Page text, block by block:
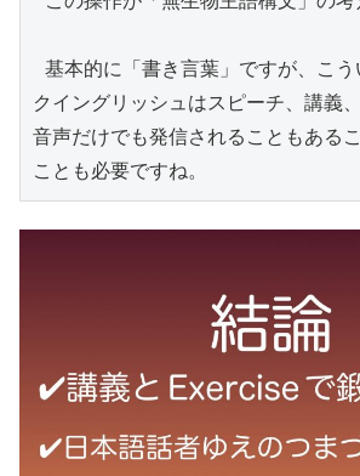
クイングリッシュはスピーチ、講義
音声だけでも発信されることもある
ことも必要ですね。